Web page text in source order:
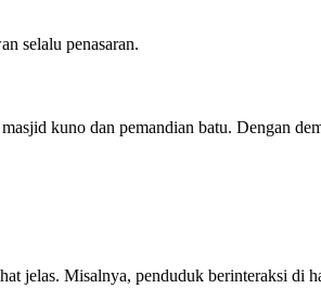
selalu penasaran.
kuno dan pemandian batu. Dengan
jelas. Misalnya, penduduk berinteraksi di